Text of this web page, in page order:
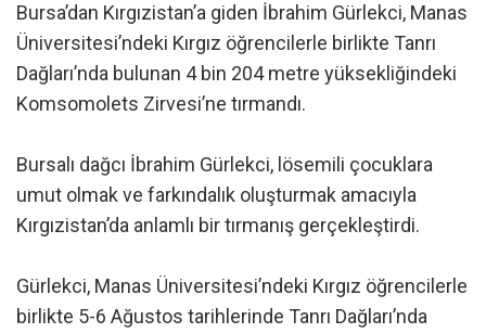
Bursa’dan Kırgızistan’a giden İbrahim Gürlekci, Manas
Üniversitesi’ndeki Kırgız öğrencilerle birlikte Tanrı
Dağları’nda bulunan 4 bin 204 metre yüksekliğindeki
Komsomolets Zirvesi’ne tırmandı.
Bursalı dağcı İbrahim Gürlekci, lösemili çocuklara
umut olmak ve farkındalık oluşturmak amacıyla
Kırgızistan’da anlamlı bir tırmanış gerçekleştirdi.
Gürlekci, Manas Üniversitesi’ndeki Kırgız öğrencilerle
birlikte 5-6 Ağustos tarihlerinde Tanrı Dağları’nda